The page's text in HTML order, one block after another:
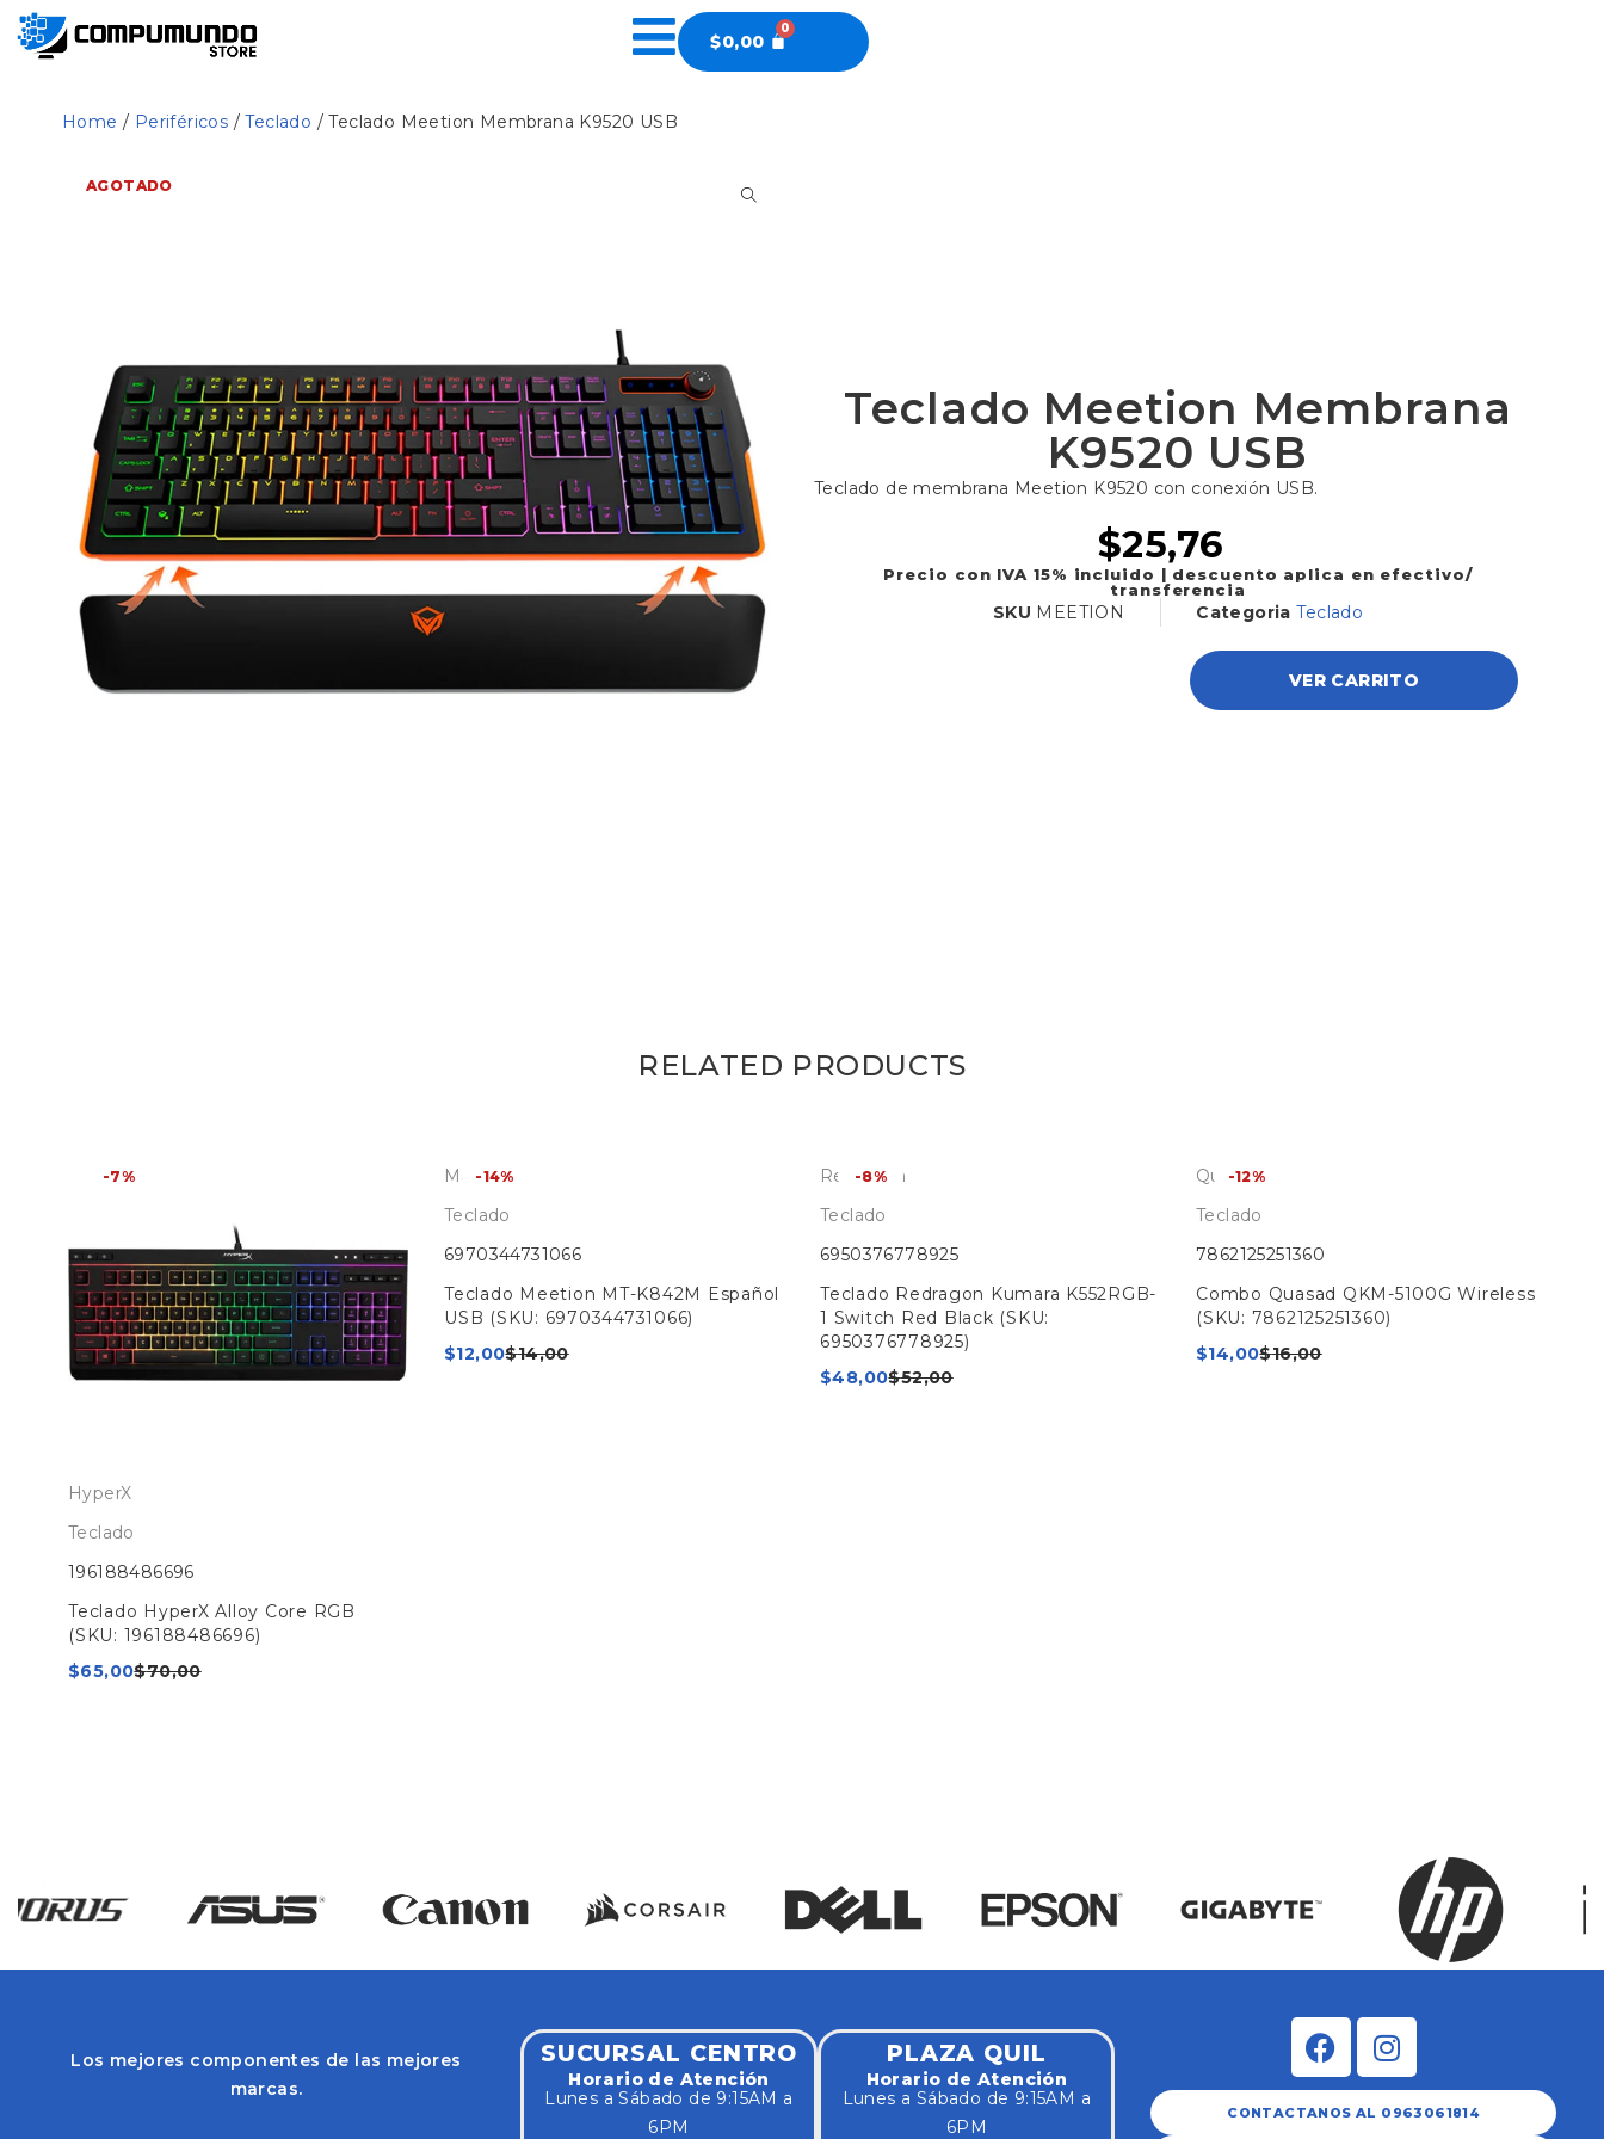
$0,00
Home / Periféricos /Teclado / Teclado Meetion Membrana K9520 USB
AGOTADO
Teclado Meetion Membrana
K9520 USB
Teclado de membrana Meetion K9520 con conexión USB.
$25,76
Precio con IVA 15% incluido | descuento aplica en efectivo/
transferencia
SKU MEETION Categoria Teclado
VER CARRITO
RELATED PRODUCTS
-7%
HyperX
Teclado
196188486696
Teclado HyperX Alloy Core RGB
(SKU: 196188486696)
$70,00
$65,00
-14%
Meetion
Teclado
6970344731066
Teclado Meetion MT-K842M Español
USB (SKU: 6970344731066)
$14,00
$12,00
-8%
Redragon
Teclado
6950376778925
Teclado Redragon Kumara K552RGB-
1 Switch Red Black (SKU:
6950376778925)
$52,00
$48,00
-12%
Quasad
Teclado
7862125251360
Combo Quasad QKM-5100G Wireless
(SKU: 7862125251360)
$16,00
$14,00
Los mejores componentes de las mejores
marcas.
SUCURSAL CENTRO
Horario de Atención
Lunes a Sábado de 9:15AM a
6PM
PLAZA QUIL
Horario de Atención
Lunes a Sábado de 9:15AM a
6PM
CONTACTANOS AL 0963061814